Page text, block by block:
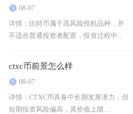
08-07
详情： 比特币属于高风险投机品种，并
不适合普通投资者配置，投资过程中...
ctxc币前景怎么样
08-07
详情： CTXC币具备中长期发展潜力，但
短期投资风险偏高，其价值上限...